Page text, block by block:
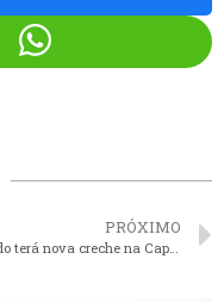
PRÓXIMO
Vinhedo terá nova creche na Capela para atender até 176 crianças